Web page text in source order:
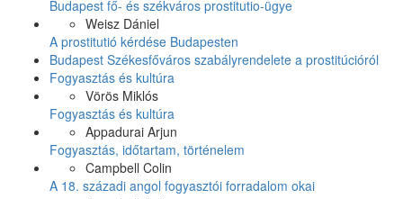
Budapest fő- és székváros prostitutio-ügye
Weisz Dániel
A prostitutió kérdése Budapesten
Budapest Székesfőváros szabályrendelete a prostitúcióról
Fogyasztás és kultúra
Vörös Miklós
Fogyasztás és kultúra
Appadurai Arjun
Fogyasztás, időtartam, történelem
Campbell Colin
A 18. századi angol fogyasztói forradalom okai